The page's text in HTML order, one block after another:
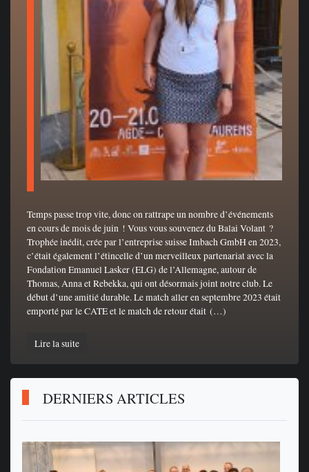
Temps passe trop vite, donc on rattrape un nombre d’événements
en cours de mois de juin ! Vous vous souvenez du Balai Volant ?
Trophée inédit, crée par l’entreprise suisse Imbach GmbH en 2023,
c’était également l’étincelle d’un merveilleux partenariat avec la
Fondation Emanuel Lasker (ELG) de l’Allemagne, autour de
Thomas, Anna et Rebekka, qui ont désormais joint notre club. Le
début d’une amitié durable. Le match aller en septembre 2023 était
emporté par le CATE et le match de retour était (…)
Lire la suite
DERNIERS ARTICLES